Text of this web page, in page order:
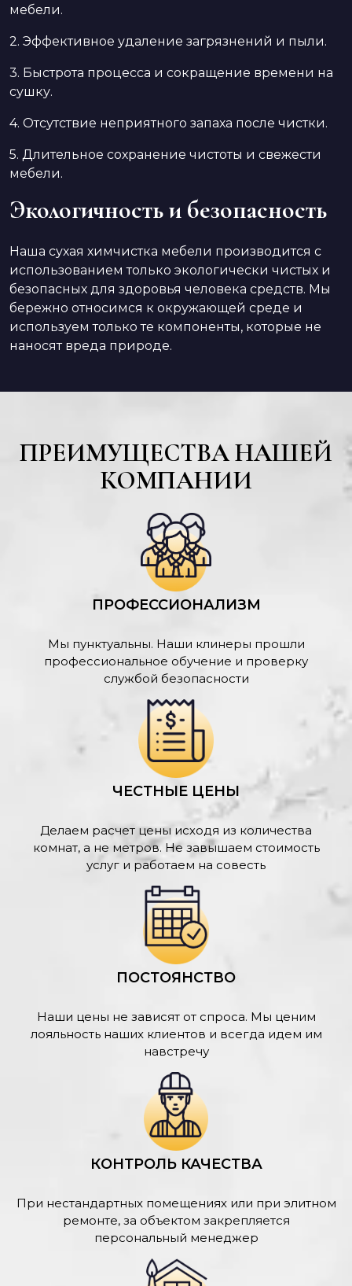
мебели.
2. Эффективное удаление загрязнений и пыли.
3. Быстрота процесса и сокращение времени на
сушку.
4. Отсутствие неприятного запаха после чистки.
5. Длительное сохранение чистоты и свежести
мебели.
Экологичность и безопасность
Наша сухая химчистка мебели производится с
использованием только экологически чистых и
безопасных для здоровья человека средств. Мы
бережно относимся к окружающей среде и
используем только те компоненты, которые не
наносят вреда природе.
ПРЕИМУЩЕСТВА НАШЕЙ
КОМПАНИИ
ПРОФЕССИОНАЛИЗМ
Мы пунктуальны. Наши клинеры прошли
профессиональное обучение и проверку
службой безопасности
ЧЕСТНЫЕ ЦЕНЫ
Делаем расчет цены исходя из количества
комнат, а не метров. Не завышаем стоимость
услуг и работаем на совесть
ПОСТОЯНСТВО
Наши цены не зависят от спроса. Мы ценим
лояльность наших клиентов и всегда идем им
навстречу
КОНТРОЛЬ КАЧЕСТВА
При нестандартных помещениях или при элитном
ремонте, за объектом закрепляется
персональный менеджер